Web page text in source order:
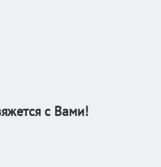
с Вами!